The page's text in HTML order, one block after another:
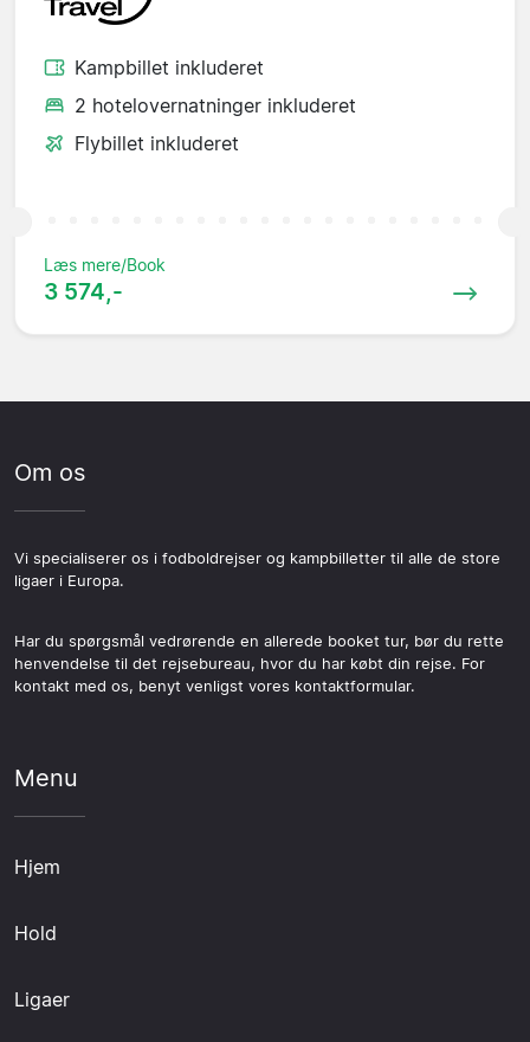
Kampbillet inkluderet
2 hotelovernatninger inkluderet
Flybillet inkluderet
Læs mere/Book
3 574,-
Om os
Vi specialiserer os i fodboldrejser og kampbilletter til alle de store
ligaer i Europa.
Har du spørgsmål vedrørende en allerede booket tur, bør du rette
henvendelse til det rejsebureau, hvor du har købt din rejse. For
kontakt med os, benyt venligst vores kontaktformular.
Menu
Hjem
Hold
Ligaer